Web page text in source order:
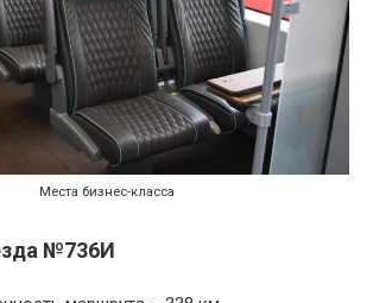
Места бизнес-класса
№736И